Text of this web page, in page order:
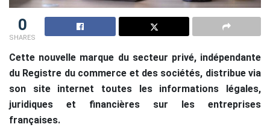
0
SHARES
Cette nouvelle marque du secteur privé, indépendante
du Registre du commerce et des sociétés, distribue via
son site internet toutes les informations légales,
juridiques et financières sur les entreprises
françaises.